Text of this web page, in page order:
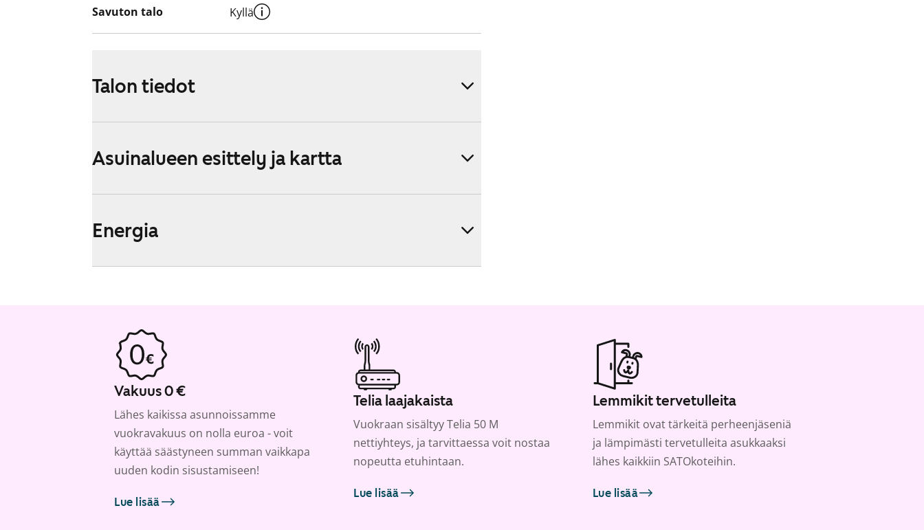
Savuton talo Kyllä
Talon tiedot
Asuinalueen esittely ja kartta
Energia
Vakuus 0 €
Lähes kaikissa asunnoissamme
vuokravakuus on nolla euroa - voit
käyttää säästyneen summan vaikkapa
uuden kodin sisustamiseen!
Lue lisää
Telia laajakaista
Vuokraan sisältyy Telia 50 M
nettiyhteys, ja tarvittaessa voit nostaa
nopeutta etuhintaan.
Lue lisää
Lemmikit tervetulleita
Lemmikit ovat tärkeitä perheenjäseniä
ja lämpimästi tervetulleita asukkaaksi
lähes kaikkiin SATOkoteihin.
Lue lisää